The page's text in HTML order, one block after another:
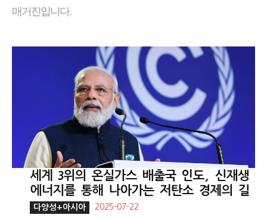
매거진입니다.
세계 3위의 온실가스 배출국 인도, 신재생
에너지를 통해 나아가는 저탄소 경제의 길
다양성+아시아 2025-07-22